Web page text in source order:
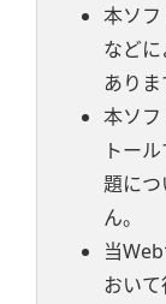
本ソ
など
ありま
本ソ
トー
題に
ん。
当
おいて